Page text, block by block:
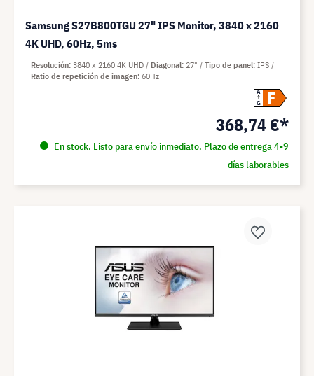
Samsung S27B800TGU 27" IPS Monitor, 3840 x 2160
4K UHD, 60Hz, 5ms
A
G
F
368,74 €*
En stock. Listo para envío inmediato. Plazo de entrega 4-9
días laborables
Resolución 3840 x 2160 4K UHD Diagonal 27" Tipo de panel IPS
Ratio de repetición de imagen 60Hz